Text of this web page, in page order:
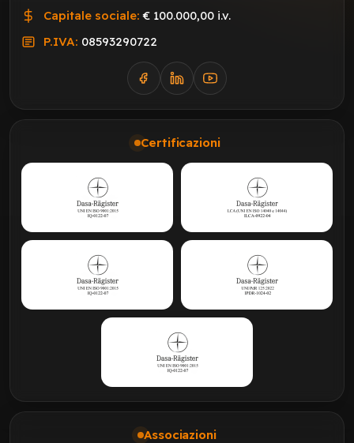
Capitale sociale: € 100.000,00 i.v.
P.IVA: 08593290722
Certificazioni
Associazioni